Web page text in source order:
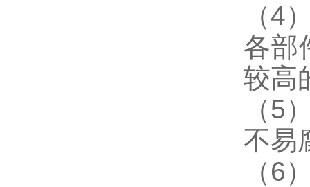
（4
各部
较高
（5
不易
（6